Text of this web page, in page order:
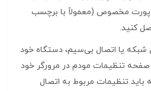
پورت مخصوص (معمولاً با برچسب
شبکه یا اتصال بی‌سیم، دستگاه خود
صفحه تنظیمات مودم در مرورگر خود
باید تنظیمات مربوط به اتصال